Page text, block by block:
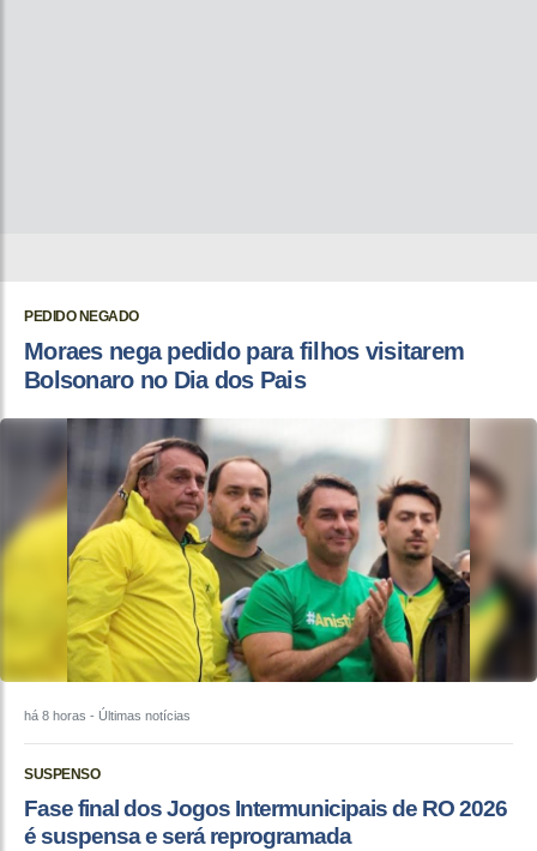
PEDIDO NEGADO
Moraes nega pedido para filhos visitarem
Bolsonaro no Dia dos Pais
há 8 horas - Últimas notícias
SUSPENSO
Fase final dos Jogos Intermunicipais de RO 2026
é suspensa e será reprogramada